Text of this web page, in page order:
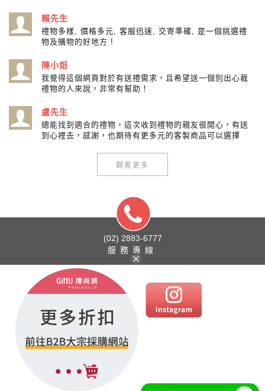
賴先生
禮物多樣, 價格多元, 客服迅速, 交寄準確, 是一個挑選禮
物及購物的好地方 !
陳小姐
我覺得這個網頁對於有送禮需求，且希望送一個別出心裁
禮物的人來說，非常有幫助！
盧先生
總能找到適合的禮物，這次收到禮物的親友很開心，有送
到心裡去，感謝，也期待有更多元的客製商品可以選擇
觀看更多
(02) 2883-6777
服務專線